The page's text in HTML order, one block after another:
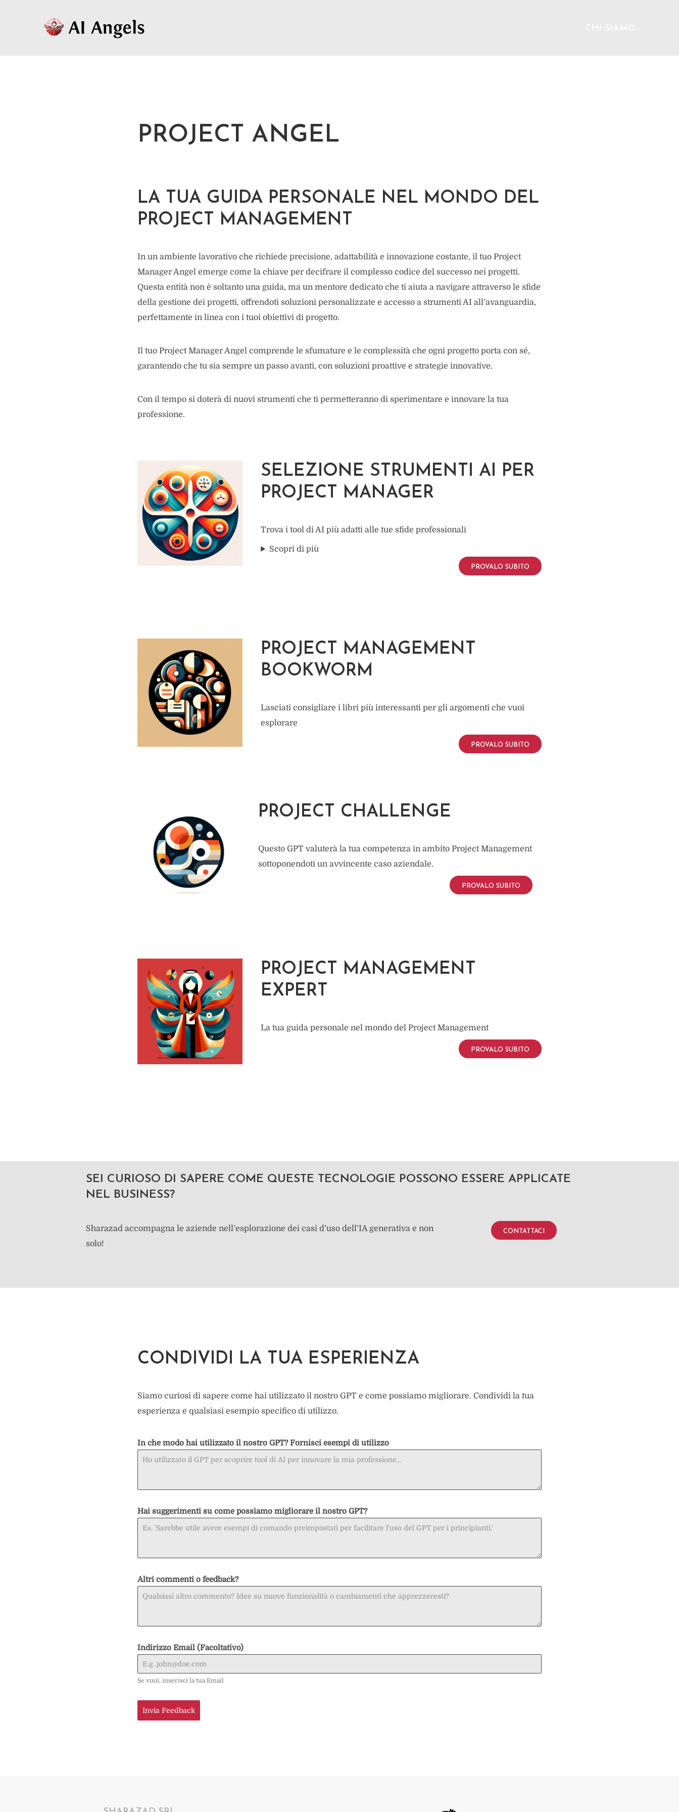
PROJECT ANGEL
LA TUA GUIDA PERSONALE NEL MONDO DEL
PROJECT MANAGEMENT
In un ambiente lavorativo che richiede precisione, adattabilità e innovazione costante, il tuo Project
Manager Angel emerge come la chiave per decifrare il complesso codice del successo nei progetti.
Questa entità non è soltanto una guida, ma un mentore dedicato che ti aiuta a navigare attraverso le sfide
della gestione dei progetti, offrendoti soluzioni personalizzate e accesso a strumenti AI all’avanguardia,
perfettamente in linea con i tuoi obiettivi di progetto.
Il tuo Project Manager Angel comprende le sfumature e le complessità che ogni progetto porta con sé,
garantendo che tu sia sempre un passo avanti, con soluzioni proattive e strategie innovative.
Con il tempo si doterà di nuovi strumenti che ti permetteranno di sperimentare e innovare la tua
professione.
SELEZIONE STRUMENTI AI PER
PROJECT MANAGER
Trova i tool di AI più adatti alle tue sfide professionali
Scopri di più
PROVALO SUBITO
PROJECT MANAGEMENT
BOOKWORM
Lasciati consigliare i libri più interessanti per gli argomenti che vuoi
esplorare
PROVALO SUBITO
PROJECT CHALLENGE
Questo GPT valuterà la tua competenza in ambito Project Management
sottoponendoti un avvincente caso aziendale.
PROVALO SUBITO
PROJECT MANAGEMENT
EXPERT
La tua guida personale nel mondo del Project Management
PROVALO SUBITO
SEI CURIOSO DI SAPERE COME QUESTE TECNOLOGIE POSSONO ESSERE APPLICATE
NEL BUSINESS?
Sharazad accompagna le aziende nell’esplorazione dei casi d’uso dell’IA generativa e non
solo!
CONTATTACI
CONDIVIDI LA TUA ESPERIENZA
Siamo curiosi di sapere come hai utilizzato il nostro GPT e come possiamo migliorare. Condividi la tua
esperienza e qualsiasi esempio specifico di utilizzo.
In che modo hai utilizzato il nostro GPT? Fornisci esempi di utilizzo
Hai suggerimenti su come possiamo migliorare il nostro GPT?
Altri commenti o feedback?
Indirizzo Email (Facoltativo)
Se vuoi, inserisci la tua Email
Invia Feedback